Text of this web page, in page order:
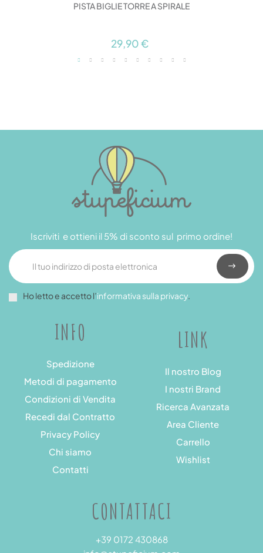
PISTA BIGLIE TORRE A SPIRALE
29,90 €
INFO
Spedizione
Metodi di pagamento
Condizioni di Vendita
Recedi dal Contratto
Privacy Policy
Chi siamo
Contatti
LINK
Il nostro Blog
I nostri Brand
Ricerca Avanzata
Area Cliente
Carrello
Wishlist
Iscriviti e ottieni il 5% di sconto sul primo ordine!
Ho letto e accetto l’informativa sulla privacy.
CONTATTACI
+39 0172 430868